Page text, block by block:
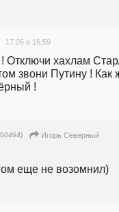
17.05 в 16:59
Отключи хахлам
звони Путину ! Как
!
Игорь Северный
еще не возомнил)